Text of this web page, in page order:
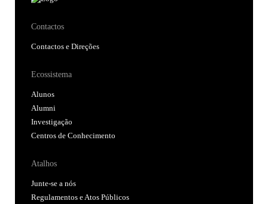
Contactos
Contactos e Direções
Ecossistema
Alunos
Alumni
Investigação
Centros de Conhecimento
Atalhos
Junte-se a nós
Regulamentos e Atos Públicos